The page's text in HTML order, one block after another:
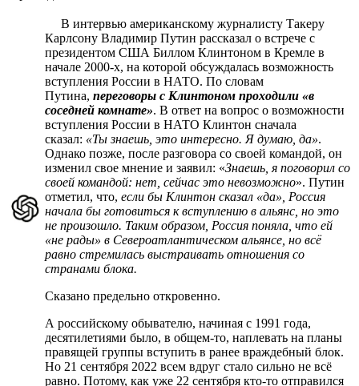
В интервью американскому журналисту Такеру
Карлсону Владимир Путин рассказал о встрече с
президентом США Биллом Клинтоном в Кремле в
начале 2000-х, на которой обсуждалась возможность
вступления России в НАТО. По словам
Путина, переговоры с Клинтоном проходили «в
соседней комнате». В ответ на вопрос о возможности
вступления России в НАТО Клинтон сначала
сказал: «Ты знаешь, это интересно. Я думаю, да».
Однако позже, после разговора со своей командой, он
изменил свое мнение и заявил: «Знаешь, я поговорил со
своей командой: нет, сейчас это невозможно». Путин
отметил, что, если бы Клинтон сказал «да», Россия
начала бы готовиться к вступлению в альянс, но это
не произошло. Таким образом, Россия поняла, что ей
«не рады» в Североатлантическом альянсе, но всё
равно стремилась выстраивать отношения со
странами блока.
Сказано предельно откровенно.
А российскому обывателю, начиная с 1991 года,
десятилетиями было, в общем-то, наплевать на планы
правящей группы вступить в ранее враждебный блок.
Но 21 сентября 2022 всем вдруг стало сильно не всё
равно. Потому, как уже 22 сентября кто-то отправился